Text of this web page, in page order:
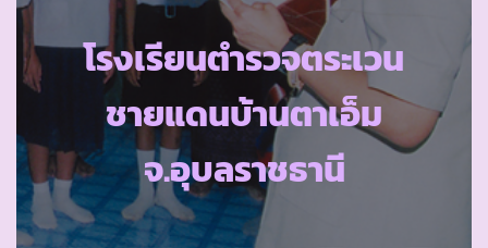
โรงเรียนตำรวจตระเวน
ชายแดนบ้านตาเอ็ม
จ.อุบลราชธานี